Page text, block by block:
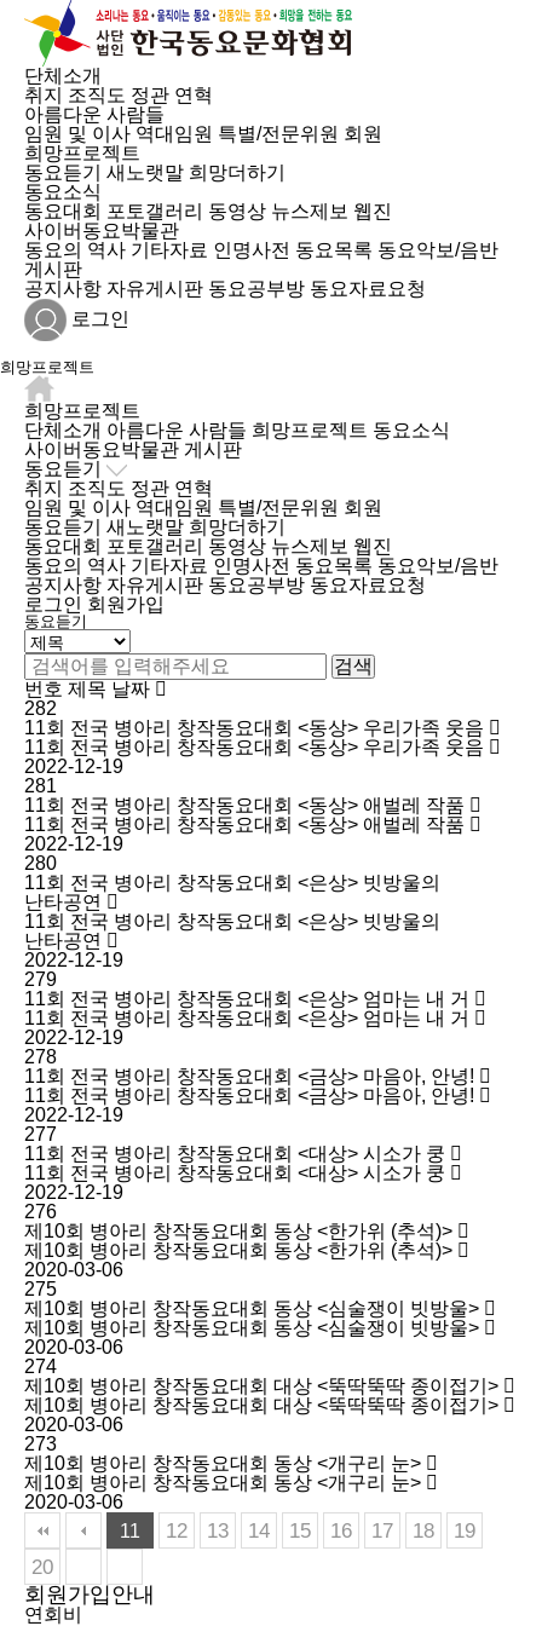
단체소개
취지
조직도 정관 연혁
아름다운 사람들
임원 및 이사 역대임원 특별/전문위원 회원
희망프로젝트
동요듣기
새노랫말 희망더하기
동요소식
동요대회 포토갤러리 동영상 뉴스제보 웹진
사이버동요박물관
동요의 역사 기타자료 인명사전 동요목록 동요악보/음반
게시판
공지사항 자유게시판 동요공부방 동요자료요청
로그인
희망프로젝트
희망프로젝트
단체소개 아름다운 사람들 희망프로젝트 동요소식
사이버동요박물관 게시판
동요듣기
취지
조직도 정관 연혁
임원 및 이사 역대임원 특별/전문위원 회원
동요듣기
새노랫말 희망더하기
동요대회 포토갤러리 동영상 뉴스제보 웹진
동요의 역사 기타자료 인명사전 동요목록 동요악보/음반
공지사항 자유게시판 동요공부방 동요자료요청
로그인 회원가입
동요듣기
검색
번호 제목 날짜
282
11회 전국 병아리 창작동요대회 <동상> 우리가족 웃음
11회 전국 병아리 창작동요대회 <동상> 우리가족 웃음
2022-12-19
281
11회 전국 병아리 창작동요대회 <동상> 애벌레 작품
11회 전국 병아리 창작동요대회 <동상> 애벌레 작품
2022-12-19
280
11회 전국 병아리 창작동요대회 <은상> 빗방울의
난타공연
11회 전국 병아리 창작동요대회 <은상> 빗방울의
난타공연
2022-12-19
279
11회 전국 병아리 창작동요대회 <은상> 엄마는 내 거
11회 전국 병아리 창작동요대회 <은상> 엄마는 내 거
2022-12-19
278
11회 전국 병아리 창작동요대회 <금상> 마음아, 안녕!
11회 전국 병아리 창작동요대회 <금상> 마음아, 안녕!
2022-12-19
277
11회 전국 병아리 창작동요대회 <대상> 시소가 쿵
11회 전국 병아리 창작동요대회 <대상> 시소가 쿵
2022-12-19
276
제10회 병아리 창작동요대회 동상 <한가위 (추석)>
제10회 병아리 창작동요대회 동상 <한가위 (추석)>
2020-03-06
275
제10회 병아리 창작동요대회 동상 <심술쟁이 빗방울>
제10회 병아리 창작동요대회 동상 <심술쟁이 빗방울>
2020-03-06
274
제10회 병아리 창작동요대회 대상 <뚝딱뚝딱 종이접기>
제10회 병아리 창작동요대회 대상 <뚝딱뚝딱 종이접기>
2020-03-06
273
제10회 병아리 창작동요대회 동상 <개구리 눈>
제10회 병아리 창작동요대회 동상 <개구리 눈>
2020-03-06
11
12 13 14 15 16 17 18
19
20
회원가입안내
연회비